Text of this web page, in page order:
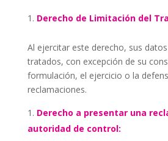
Derecho de Limitación del
Al ejercitar este derecho, sus
tratados, con excepción de su
formulación, el ejercicio o la
reclamaciones.
Derecho a presentar una
autoridad de control: